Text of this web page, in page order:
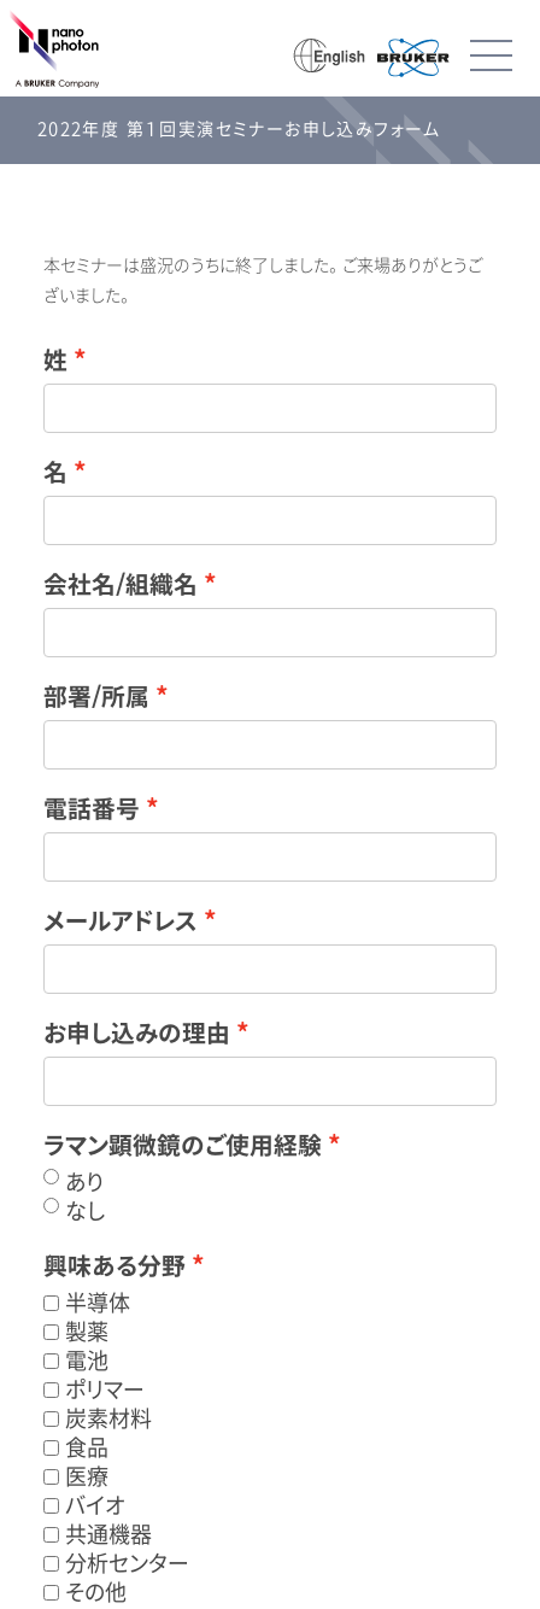
2022年度 第１回実演セミナーお申し込みフォーム
本セミナーは盛況のうちに終了しました。 ご来場ありがとうご
ざいました。
姓
名
会社名/組織名
部署/所属
電話番号
メールアドレス
お申し込みの理由
ラマン顕微鏡のご使用経験
あり
なし
興味ある分野
半導体
製薬
電池
ポリマー
炭素材料
食品
医療
バイオ
共通機器
分析センター
その他